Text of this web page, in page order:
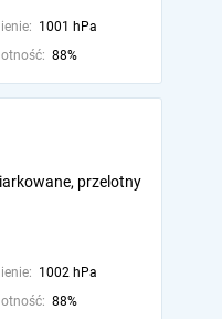
1001 hPa
88%
przelotny
1002 hPa
88%